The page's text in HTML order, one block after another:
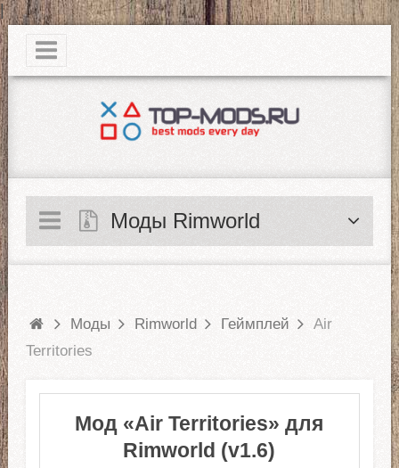
|
Моды Rimworld
Моды Rimworld Геймплей
Air
Territories
Мод «Air Territories» для
Rimworld (v1.6)